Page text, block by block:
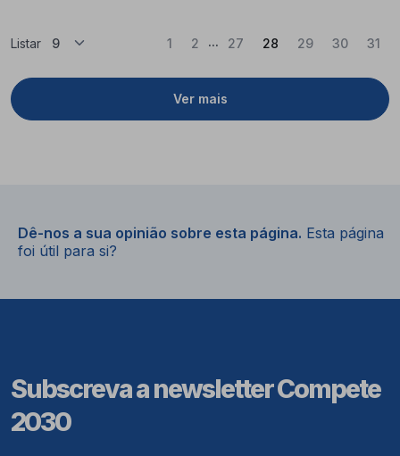
Listar
Ver mais
1 2 ... 27 28 (Atual)
29 30 31
Dê-nos a sua opinião sobre esta página. Esta página
foi útil para si?
Subscreva a newsletter Compete
2030